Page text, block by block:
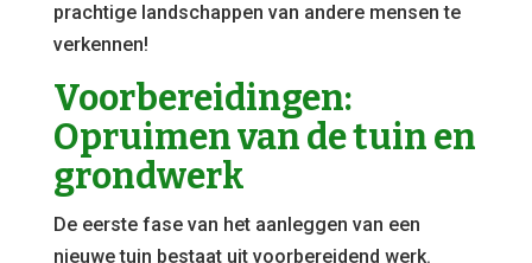
prachtige landschappen van andere mensen te
verkennen!
Voorbereidingen:
Opruimen van de tuin en
grondwerk
De eerste fase van het aanleggen van een
nieuwe tuin bestaat uit voorbereidend werk.